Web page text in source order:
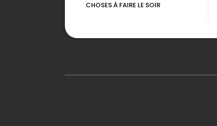
CHOSES À FAIRE LE SOIR